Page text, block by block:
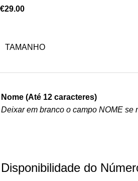
€29.00
TAMANHO
Nome (Até 12 caracteres)
Deixar em branco o campo NOME
Disponibilidade do